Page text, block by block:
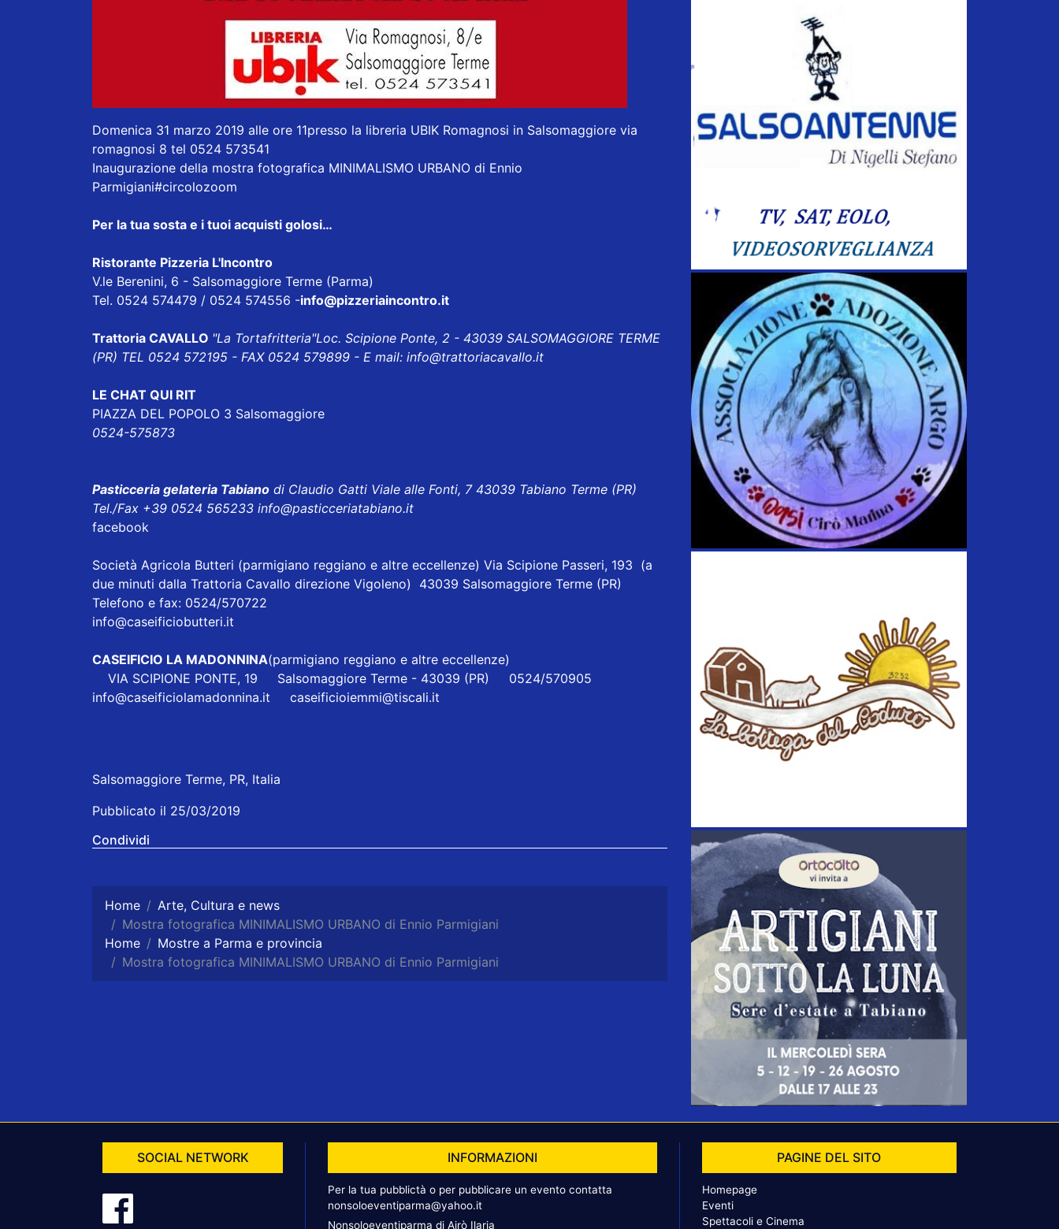
Domenica 31 marzo 2019 alle ore 11presso la libreria UBIK Romagnosi in Salsomaggiore via
romagnosi 8 tel 0524 573541
Inaugurazione della mostra fotografica MINIMALISMO URBANO di Ennio
Parmigiani#circolozoom
Per la tua sosta e i tuoi acquisti golosi…
Ristorante Pizzeria L'Incontro
V.le Berenini, 6 - Salsomaggiore Terme (Parma)
Tel. 0524 574479 / 0524 574556 -info@pizzeriaincontro.it
Trattoria CAVALLO "La Tortafritteria"Loc. Scipione Ponte, 2 - 43039 SALSOMAGGIORE TERME
(PR) TEL 0524 572195 - FAX 0524 579899 - E mail: info@trattoriacavallo.it
LE CHAT QUI RIT
PIAZZA DEL POPOLO 3 Salsomaggiore
0524-575873
Pasticceria gelateria Tabiano di Claudio Gatti Viale alle Fonti, 7 43039 Tabiano Terme (PR)
Tel./Fax +39 0524 565233 info@pasticceriatabiano.it
facebook
Società Agricola Butteri (parmigiano reggiano e altre eccellenze) Via Scipione Passeri, 193 (a
due minuti dalla Trattoria Cavallo direzione Vigoleno) 43039 Salsomaggiore Terme (PR)
Telefono e fax: 0524/570722
info@caseificiobutteri.it
CASEIFICIO LA MADONNINA(parmigiano reggiano e altre eccellenze)
VIA SCIPIONE PONTE, 19 Salsomaggiore Terme - 43039 (PR) 0524/570905
info@caseificiolamadonnina.it
caseificioiemmi@tiscali.it
Salsomaggiore Terme, PR, Italia
Pubblicato il 25/03/2019
Condividi
Home
Arte, Cultura e news
Mostra fotografica MINIMALISMO URBANO di Ennio Parmigiani
Home
Mostre a Parma e provincia
Mostra fotografica MINIMALISMO URBANO di Ennio Parmigiani
SOCIAL NETWORK INFORMAZIONI
Per la tua pubblictà o per pubblicare un evento contatta
nonsoloeventiparma@yahoo.it
Nonsoloeventiparma di Airò Ilaria
PAGINE DEL SITO
Homepage
Eventi
Spettacoli e Cinema